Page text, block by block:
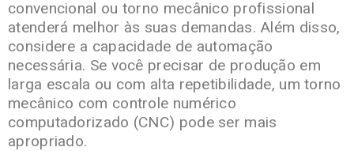
convencional ou torno mecânico profissional
atenderá melhor às suas demandas. Além disso,
considere a capacidade de automação
necessária. Se você precisar de produção em
larga escala ou com alta repetibilidade, um torno
mecânico com controle numérico
computadorizado (CNC) pode ser mais
apropriado.